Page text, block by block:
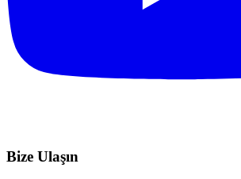
Bize Ulaşın